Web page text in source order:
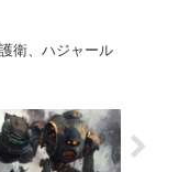
衛、ハジャール